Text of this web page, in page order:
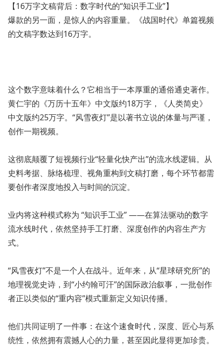
【16万字文稿背后：数字时代的“知识手工业”】
爆款的另一面，是惊人的内容重量。《战国时代》单篇视频
的文稿字数达到16万字。
这个数字意味着什么？它相当于一本厚重的通俗通史著作。
黄仁宇的《万历十五年》中文版约18万字，《人类简史》
中文版约25万字。“风雪夜灯”是以著书立说的体量与严谨，
创作一期视频。
这彻底颠覆了短视频行业“轻量化快产出”的流水线逻辑。从
史料考据、脉络梳理、视角重构到文稿打磨，每个环节都需
要创作者深度地投入与时间的沉淀。
业内将这种模式称为 “知识手工业” ——在算法驱动的数字
流水线时代，依然坚持手工打磨、深度创作的内容生产方
式。
“风雪夜灯”不是一个人在战斗。近年来，从“星球研究所”的
地理视觉史诗，到“小约翰可汗”的国际政治叙事，一批创作
者正以类似的“重内容”模式重新定义知识传播。
他们共同证明了一件事：在这个速食时代，深度、匠心与系
统性，依然拥有震撼人心的力量，甚至因此显得更加珍贵。